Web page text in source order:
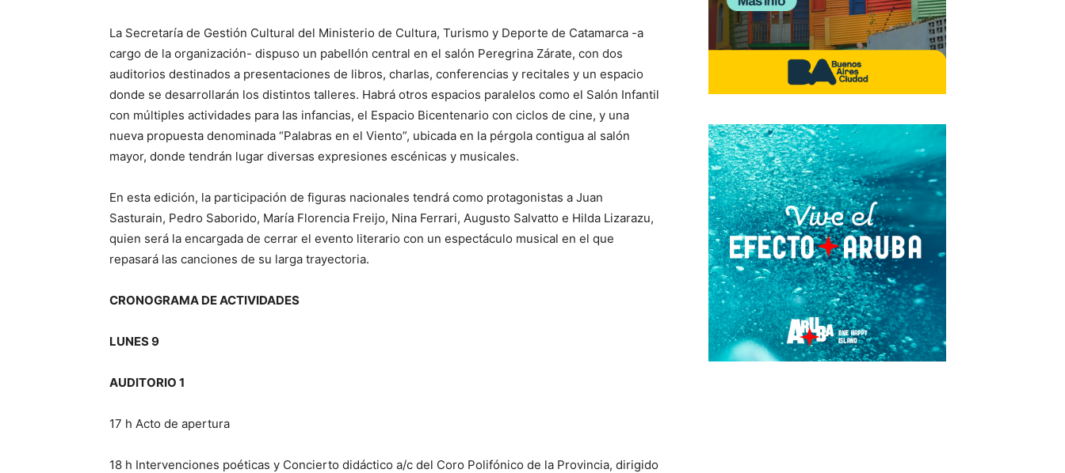
La Secretaría de Gestión Cultural del Ministerio de Cultura, Turismo y Deporte de Catamarca -a
cargo de la organización- dispuso un pabellón central en el salón Peregrina Zárate, con dos
auditorios destinados a presentaciones de libros, charlas, conferencias y recitales y un espacio
donde se desarrollarán los distintos talleres. Habrá otros espacios paralelos como el Salón Infantil
con múltiples actividades para las infancias, el Espacio Bicentenario con ciclos de cine, y una
nueva propuesta denominada “Palabras en el Viento”, ubicada en la pérgola contigua al salón
mayor, donde tendrán lugar diversas expresiones escénicas y musicales.
En esta edición, la participación de figuras nacionales tendrá como protagonistas a Juan
Sasturain, Pedro Saborido, María Florencia Freijo, Nina Ferrari, Augusto Salvatto e Hilda Lizarazu,
quien será la encargada de cerrar el evento literario con un espectáculo musical en el que
repasará las canciones de su larga trayectoria.
CRONOGRAMA DE ACTIVIDADES
LUNES 9
AUDITORIO 1
17 h Acto de apertura
18 h Intervenciones poéticas y Concierto didáctico a/c del Coro Polifónico de la Provincia, dirigido